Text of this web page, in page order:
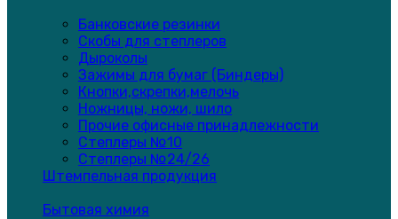
Банковские резинки
Скобы для степлеров
Дыроколы
Зажимы для бумаг (Биндеры)
Кнопки,скрепки,мелочь
Ножницы, ножи, шило
Прочие офисные принадлежности
Степлеры №10
Степлеры №24/26
Штемпельная продукция
Бытовая химия